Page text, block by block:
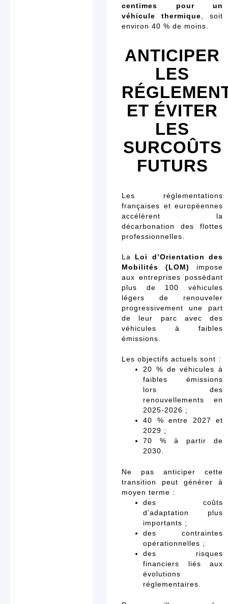
centimes pour un
véhicule thermique , soit
environ 40 % de moins.
ANTICIPER
LES
ET ÉVITER
LES
SURCOÛTS
FUTURS
Les réglementations
françaises et européennes
accélèrent la
décarbonation des flottes
professionnelles.
La Loi d’Orientation des
Mobilités (LOM)
impose
aux entreprises possédant
plus de 100 véhicules
légers de renouveler
progressivement une part
de leur parc avec des
véhicules à faibles
émissions.
Les objectifs actuels sont :
20 % de véhicules à
faibles émissions
lors des
renouvellements en
2025-2026 ;
40 % entre 2027 et
2029 ;
70 % à partir de
2030.
Ne pas anticiper cette
transition peut générer à
moyen terme :
des coûts
d’adaptation plus
importants ;
des contraintes
opérationnelles ;
des risques
financiers liés aux
évolutions
réglementaires.